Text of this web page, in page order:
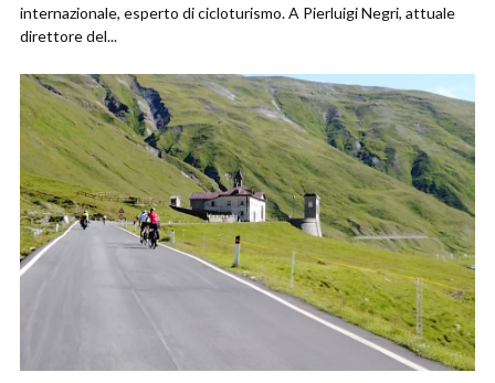
internazionale, esperto di cicloturismo. A Pierluigi Negri, attuale
direttore del...